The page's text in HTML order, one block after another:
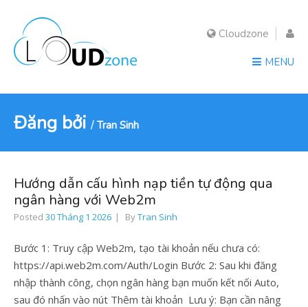
Cloudzone
MENU
Đăng bởi Tran Sinh
Hướng dẫn cấu hình nạp tiền tự động qua
ngân hàng với Web2m
Posted 30 Tháng 1 2026 ByTran Sinh
Bước 1: Truy cập Web2m, tạo tài khoản nếu chưa có:
https://api.web2m.com/Auth/Login Bước 2: Sau khi đăng
nhập thành công, chọn ngân hàng bạn muốn kết nối Auto,
sau đó nhấn vào nút Thêm tài khoản Lưu ý: Bạn cần nâng